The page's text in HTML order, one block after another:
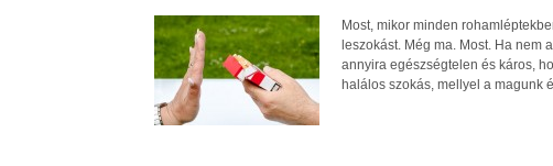
Most, mikor minden
leszokást. Még ma. Most. Ha nem
annyira egészségtelen és káros,
halálos szokás, mellyel a magunk